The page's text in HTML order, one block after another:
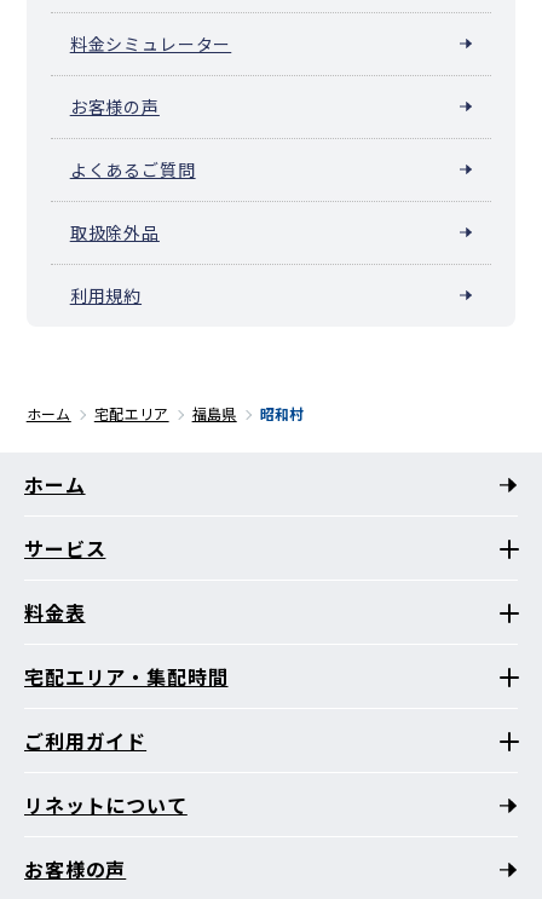
料金シミュレーター
お客様の声
よくあるご質問
取扱除外品
利用規約
ホーム 宅配エリア 福島県 昭和村
ホーム
サービス
料金表
宅配エリア・集配時間
ご利用ガイド
リネットについて
お客様の声